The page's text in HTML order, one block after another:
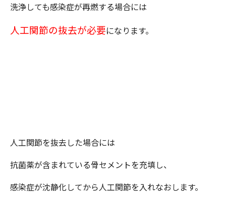
洗浄しても感染症が再燃する場合には
人工関節の抜去が必要になります。
人工関節を抜去した場合には
抗菌薬が含まれている骨セメントを充填し、
感染症が沈静化してから人工関節を入れなおします。